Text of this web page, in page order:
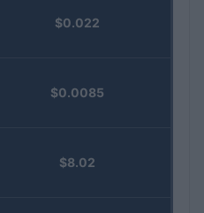
$0.022
$0.0085
$8.02